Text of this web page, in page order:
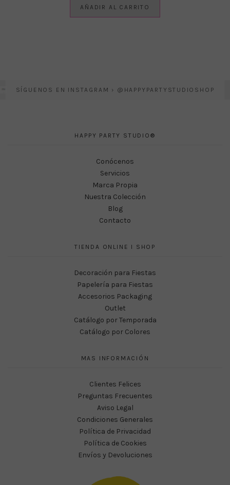
AÑADIR AL CARRITO
SÍGUENOS EN INSTAGRAM › @HAPPYPARTYSTUDIOSHOP
HAPPY PARTY STUDIO®
Conócenos
Servicios
Marca Propia
Nuestra Colección
Blog
Contacto
TIENDA ONLINE I SHOP
Decoración para Fiestas
Papelería para Fiestas
Accesorios Packaging
Outlet
Catálogo por Temporada
Catálogo por Colores
MAS INFORMACIÓN
Clientes Felices
Preguntas Frecuentes
Aviso Legal
Condiciones Generales
Política de Privacidad
Política de Cookies
Envíos y Devoluciones